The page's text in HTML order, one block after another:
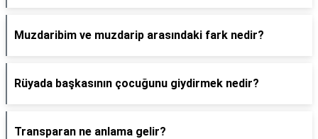
Muzdaribim ve muzdarip arasındaki fark nedir?
Rüyada başkasının çocuğunu giydirmek nedir?
Transparan ne anlama gelir?